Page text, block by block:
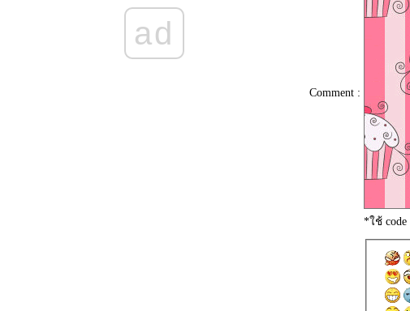
Goodbye October & Welcome my sweet
- - My Happy Moments - -
ad
Comment :
*ใช้